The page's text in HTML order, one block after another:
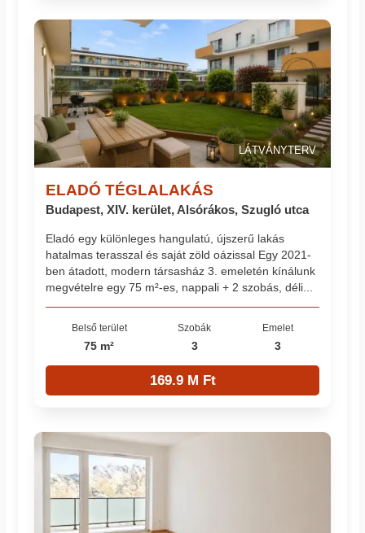
LÁTVÁNYTERV
ELADÓ TÉGLALAKÁS
Budapest, XIV. kerület, Alsórákos, Szugló utca
Eladó egy különleges hangulatú, újszerű lakás
hatalmas terasszal és saját zöld oázissal Egy 2021-
ben átadott, modern társasház 3. emeletén kínálunk
megvételre egy 75 m²-es, nappali + 2 szobás, déli...
Belső terület
75 m²
Szobák
3
Emelet
3
169.9 M Ft